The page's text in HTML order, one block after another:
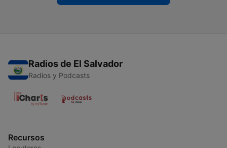
Radios de El Salvador
Radios y Podcasts
Recursos